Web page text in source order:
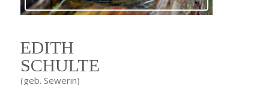
EDITH
SCHULTE
(geb. Sewerin)